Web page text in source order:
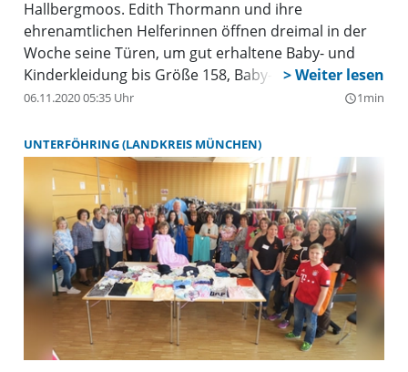
Hallbergmoos. Edith Thormann und ihre
ehrenamtlichen Helferinnen öffnen dreimal in der
Woche seine Türen, um gut erhaltene Baby- und
Kinderkleidung bis Größe 158, Baby- und
Kinderschuhe, Spielzeug, Kinderspiele und
Baby und Kind zu günstigen Preisen anzubieten.
06.11.2020 05:35 Uhr query_builder1min
UNTERFÖHRING (LANDKREIS MÜNCHEN)